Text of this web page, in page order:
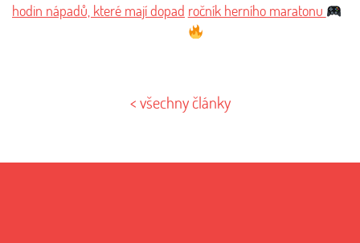
hodin nápadů, které mají dopad ročník herního maratonu
< všechny články